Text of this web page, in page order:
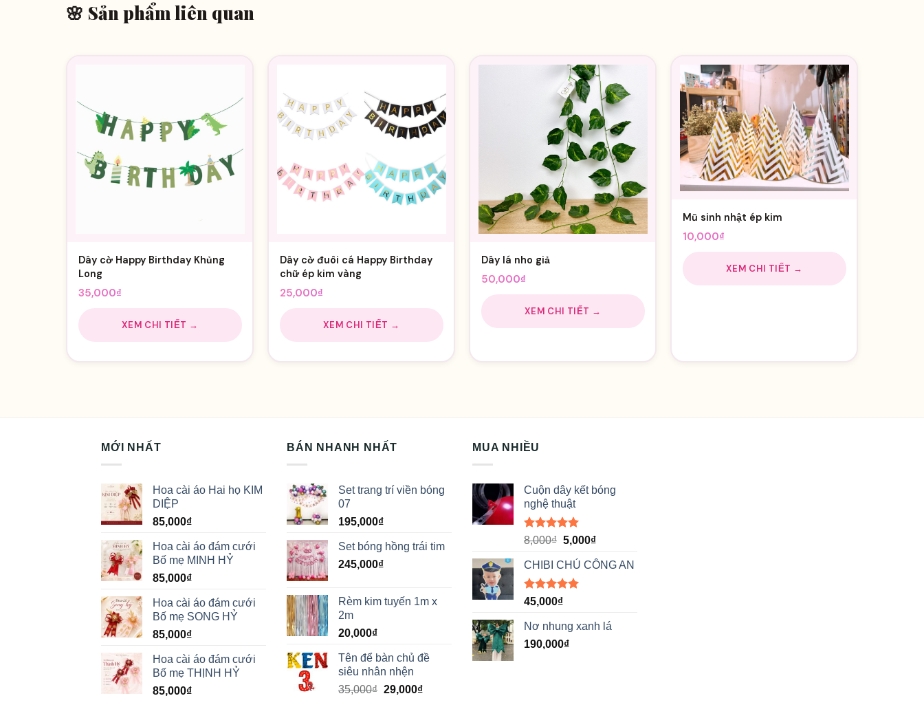
🌸 Sản phẩm liên quan
Dây cờ Happy Birthday Khủng
Long
35,000₫
XEM CHI TIẾT →
Dây cờ đuôi cá Happy Birthday
chữ ép kim vàng
25,000₫
XEM CHI TIẾT →
Dây lá nho giả
50,000₫
XEM CHI TIẾT →
Mũ sinh nhật ép kim
10,000₫
XEM CHI TIẾT →
MỚI NHẤT
Hoa cài áo Hai họ KIM
DIỆP
85,000₫
Hoa cài áo đám cưới
Bố mẹ MINH HỶ
85,000₫
Hoa cài áo đám cưới
Bố mẹ SONG HỶ
85,000₫
Hoa cài áo đám cưới
Bố mẹ THỊNH HỶ
85,000₫
BÁN NHANH NHẤT
Set trang trí viền bóng
07
195,000₫
Set bóng hồng trái tim
245,000₫
Rèm kim tuyến 1m x
2m
20,000₫
Tên để bàn chủ đề
siêu nhân nhện
35,000₫ Giá
29,000₫Giá
MUA NHIỀU
Cuộn dây kết bóng
nghệ thuật
Được xếp
5 sao
8,000₫ Giá
là:
8,000₫.
5,000₫Giá
tại
CHIBI CHÚ CÔNG AN
Được xếp
5 sao
45,000₫
Nơ nhung xanh lá
190,000₫